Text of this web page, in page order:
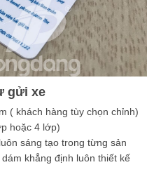
gửi xe
( khách hàng tùy chọn chỉnh)
hoặc 4 lớp)
sáng tạo trong từng sản
dám khẳng định luôn thiết kế